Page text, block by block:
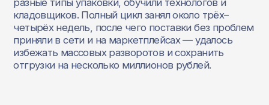
разные типы упаковки, обучили технологов и
кладовщиков. Полный цикл занял около трёх–
четырёх недель, после чего поставки без проблем
приняли в сети и на маркетплейсах — удалось
избежать массовых разворотов и сохранить
отгрузки на несколько миллионов рублей.